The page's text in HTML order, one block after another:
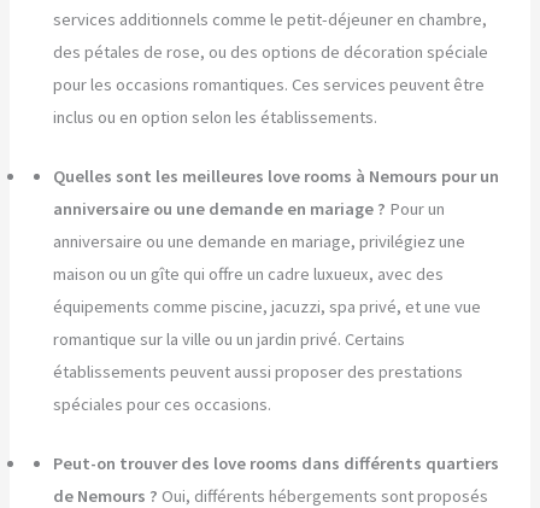
services additionnels comme le petit-déjeuner en chambre,
des pétales de rose, ou des options de décoration spéciale
pour les occasions romantiques. Ces services peuvent être
inclus ou en option selon les établissements.
Quelles sont les meilleures love rooms à Nemours pour un
anniversaire ou une demande en mariage ? Pour un
anniversaire ou une demande en mariage, privilégiez une
maison ou un gîte qui offre un cadre luxueux, avec des
équipements comme piscine, jacuzzi, spa privé, et une vue
romantique sur la ville ou un jardin privé. Certains
établissements peuvent aussi proposer des prestations
spéciales pour ces occasions.
Peut-on trouver des love rooms dans différents quartiers
de Nemours ? Oui, différents hébergements sont proposés